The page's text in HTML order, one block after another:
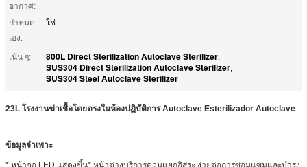
อากาศ:
กำหนด
เอง:
ใช่
เน้น ๆ: 800L Direct Sterilization Autoclave Sterilizer,
SUS304 Direct Sterilization Autoclave Sterilizer,
SUS304 Steel Autoclave Sterilizer
23L โรงงานฆ่าเชื้อโดยตรงในห้องปฏิบัติการ Autoclave Esterilizador Autoclave
ข้อมูลจำเพาะ
* หน้าจอ LED แสดงขึ้น* หน้าต่างบริการด่วนแยกอิสระ ง่ายต่อการซ่อมแซมและบำรุง